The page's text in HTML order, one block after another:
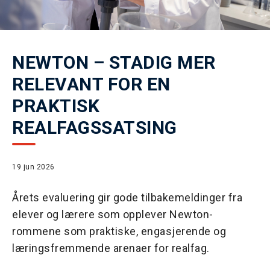
NEWTON – STADIG MER
RELEVANT FOR EN
PRAKTISK
REALFAGSSATSING
19 jun 2026
Årets evaluering gir gode tilbakemeldinger fra
elever og lærere som opplever Newton-
rommene som praktiske, engasjerende og
læringsfremmende arenaer for realfag.